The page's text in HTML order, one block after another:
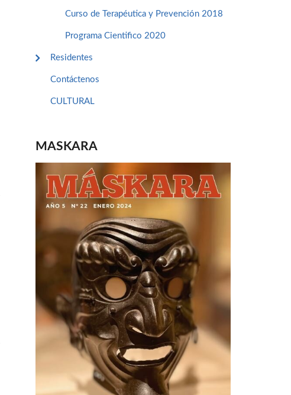
Curso de Terapéutica y Prevención 2018
Programa Cientifico 2020
Residentes
Contáctenos
CULTURAL
MASKARA